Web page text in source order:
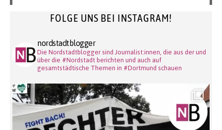
FOLGE UNS BEI INSTAGRAM!
nordstadtblogger
Die Nordstadtblogger sind Journalist:innen, die aus der und
über die #Nordstadt berichten und auch auf
gesamtstädtische Themen in #Dortmund schauen